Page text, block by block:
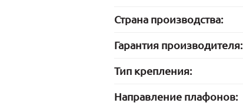
Страна производства:
Гарантия производителя:
Тип крепления:
Направление плафонов: